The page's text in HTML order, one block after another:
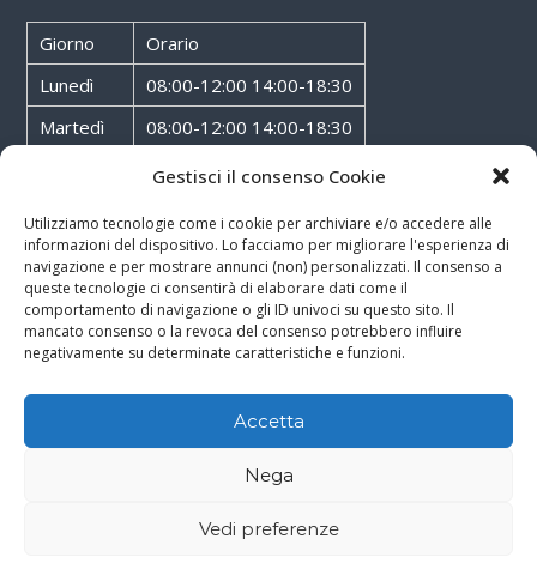
Gestisci il consenso Cookie
Utilizziamo tecnologie come i cookie per archiviare e/o accedere alle
informazioni del dispositivo. Lo facciamo per migliorare l'esperienza di
navigazione e per mostrare annunci (non) personalizzati. Il consenso a
queste tecnologie ci consentirà di elaborare dati come il
comportamento di navigazione o gli ID univoci su questo sito. Il
mancato consenso o la revoca del consenso potrebbero influire
negativamente su determinate caratteristiche e funzioni.
Accetta
Nega
Vedi preferenze
Giorno
Orario
Lunedì
08:00-12:00 14:00-18:30
Martedì
08:00-12:00 14:00-18:30
08:00-12:00 14:00-18:30
Giovedì
08:00-12:00 14:00-18:30
Venerdì
08:00-12:00 14:00-18:30
Sabato
08:00-12:00
Rossoxweb